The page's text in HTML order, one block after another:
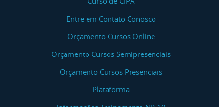
Entre em Contato Conosco
Orçamento Cursos Online
Orçamento Cursos Semipresenciais
Orçamento Cursos Presenciais
Plataforma